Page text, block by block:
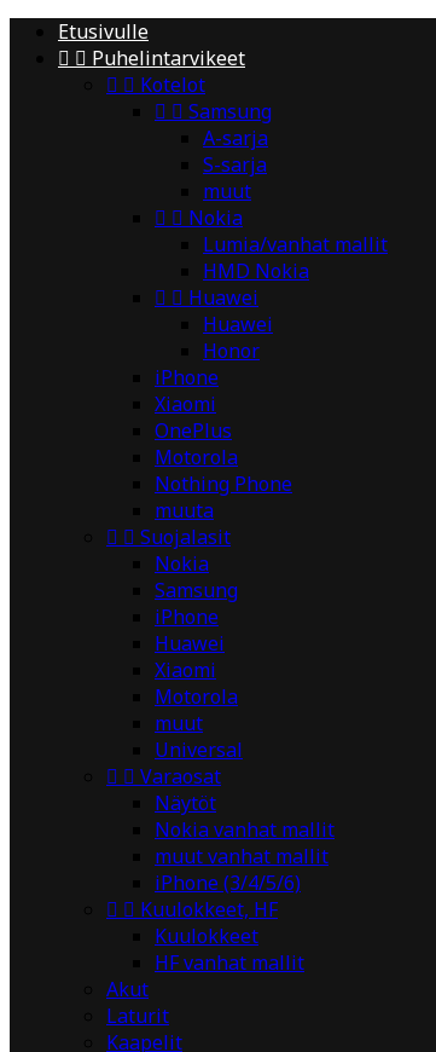
Etusivulle
  Puhelintarvikeet
  Kotelot
  Samsung
A-sarja
S-sarja
muut
  Nokia
Lumia/vanhat mallit
HMD Nokia
  Huawei
Huawei
Honor
iPhone
Xiaomi
OnePlus
Motorola
Nothing Phone
muuta
  Suojalasit
Nokia
Samsung
iPhone
Huawei
Xiaomi
Motorola
muut
Universal
  Varaosat
Näytöt
Nokia vanhat mallit
muut vanhat mallit
iPhone (3/4/5/6)
  Kuulokkeet, HF
Kuulokkeet
HF vanhat mallit
Akut
Laturit
Kaapelit